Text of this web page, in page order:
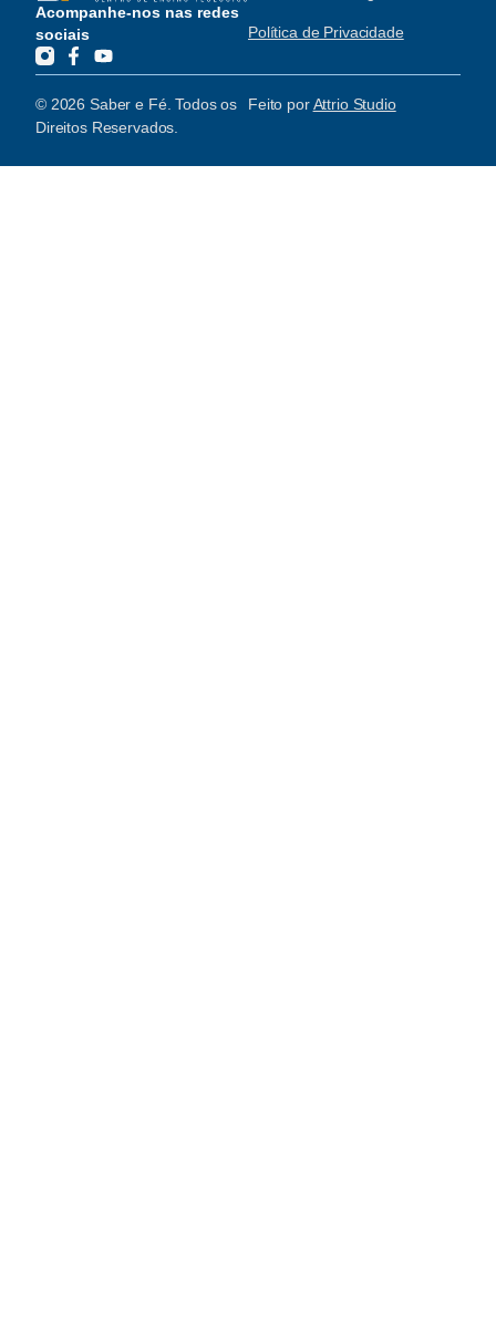
Acompanhe-nos nas redes
sociais
Política de Privacidade
© 2026 Saber e Fé. Todos os
Direitos Reservados.
Feito porAttrio Studio